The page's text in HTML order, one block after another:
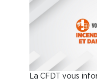
La CFDT vous